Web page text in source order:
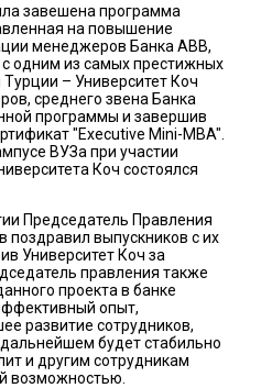
завешена программа
на повышение
менеджеров Банка АВВ,
одним из самых престижных
– Университет Коч
среднего звена Банка
программы и завершив
"Executive Mini-MBA".
ВУЗа при участии
Коч состоялся
Председатель Правления
поздравил выпускников с их
Университет Коч за
правления также
проекта в банке
опыт,
развитие сотрудников,
будет стабильно
и другим сотрудникам
возможностью.